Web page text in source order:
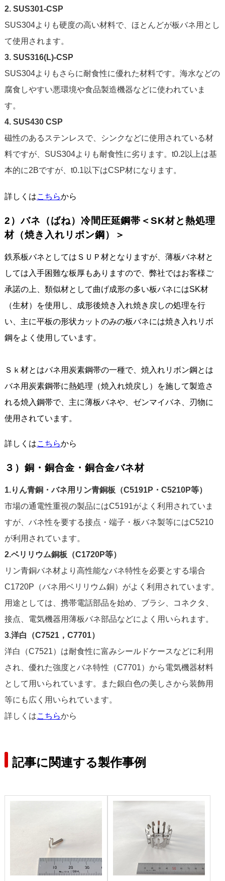
2. SUS301-CSP
SUS304よりも硬度の高い材料で、ほとんどが板バネ用とし
て使用されます。
3. SUS316(L)-CSP
SUS304よりもさらに耐食性に優れた材料です。海水などの
腐食しやすい悪環境や食品製造機器などに使われていま
す。
4. SUS430 CSP
磁性のあるステンレスで、シンクなどに使用されている材
料ですが、SUS304よりも耐食性に劣ります。t0.2以上は基
本的に2Bですが、t0.1以下はCSP材になります。
詳しくはこちらから
2）バネ（ばね）冷間圧延鋼帯＜SK材と熱処理
材（焼き入れリボン鋼）＞
鉄系板バネとしてはＳＵＰ材となりますが、薄板バネ材と
しては入手困難な板厚もありますので、弊社ではお客様ご
承諾の上、類似材として曲げ成形の多い板バネにはSK材
（生材）を使用し、成形後焼き入れ焼き戻しの処理を行
い、主に平板の形状カットのみの板バネには焼き入れリボ
鋼をよく使用しています。
Ｓｋ材とはバネ用炭素鋼帯の一種で、焼入れリボン鋼とは
バネ用炭素鋼帯に熱処理（焼入れ焼戻し）を施して製造さ
れる焼入鋼帯で、主に薄板バネや、ゼンマイバネ、刃物に
使用されています。
詳しくはこちらから
３）銅・銅合金・銅合金バネ材
1.りん青銅・バネ用リン青銅板（C5191P・C5210P等）
市場の通電性重視の製品にはC5191がよく利用されていま
すが、バネ性を要する接点・端子・板バネ製等にはC5210
が利用されています。
2.ベリリウム銅板（C1720P等）
リン青銅バネ材より高性能なバネ特性を必要とする場合
C1720P（バネ用ベリリウム銅）がよく利用されています。
用途としては、携帯電話部品を始め、ブラシ、コネクタ、
接点、電気機器用薄板バネ部品などによく用いられます。
3.洋白（C7521，C7701）
洋白（C7521）は耐食性に富みシールドケースなどに利用
され、優れた強度とバネ特性（C7701）から電気機器材料
として用いられています。また銀白色の美しさから装飾用
等にも広く用いられています。
詳しくはこちらから
記事に関連する製作事例